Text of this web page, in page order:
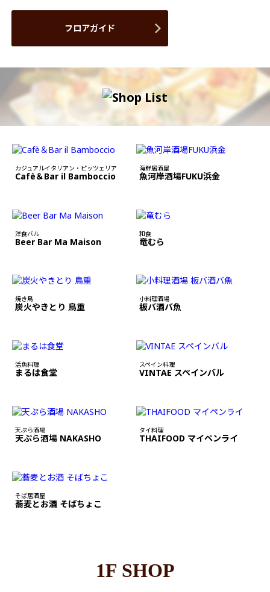
フロアガイド
カジュアルイタリアン・ピッツェリア
Cafè＆Bar il Bamboccio
海鮮居酒屋
魚河岸酒場FUKU浜金
洋食バル
Beer Bar Ma Maison
和食
竜むら
焼き鳥
炭火やきとり 鳥重
小料理酒場
板バ酒バ魚
活魚料理
まるは食堂
スペイン料理
VINTAE スペインバル
天ぷら酒場
天ぷら酒場 NAKASHO
タイ料理
THAIFOOD マイペンライ
そば居酒屋
蕎麦とお酒 そばちょこ
1F SHOP